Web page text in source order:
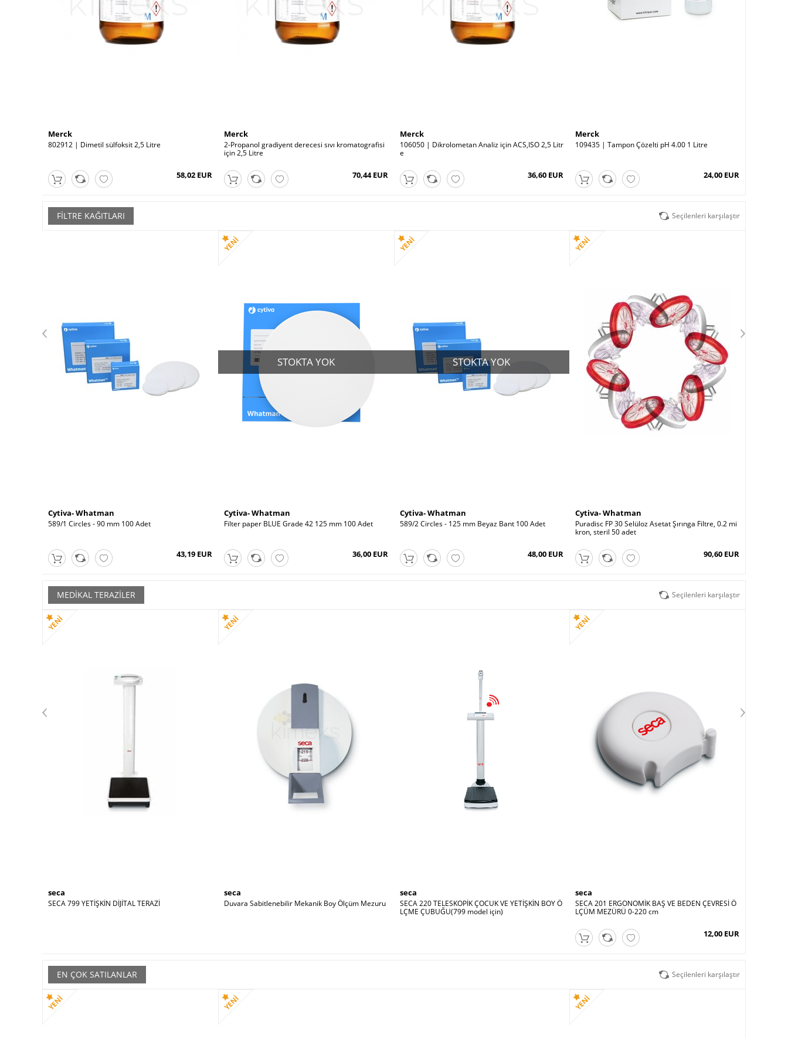
Merck
802912 | Dimetil sülfoksit 2,5 Litre
58,02 EUR
Merck
2-Propanol gradiyent derecesi sıvı kromatografisi
için 2,5 Litre
70,44 EUR
Merck
106050 | Dikrolometan Analiz için ACS,ISO 2,5 Litr
e
36,60 EUR
Merck
109435 | Tampon Çözelti pH 4.00 1 Litre
24,00 EUR
FILTRE KAĞITLARI Seçilenleri karşılaştır
Cytiva- Whatman
589/1 Circles - 90 mm 100 Adet
43,19 EUR
STOKTA YOK
Cytiva- Whatman
Filter paper BLUE Grade 42 125 mm 100 Adet
36,00 EUR
STOKTA YOK
Cytiva- Whatman
589/2 Circles - 125 mm Beyaz Bant 100 Adet
48,00 EUR
Cytiva- Whatman
Puradisc FP 30 Selüloz Asetat Şırınga Filtre, 0.2 mi
kron, steril 50 adet
90,60 EUR
MEDIKAL TERAZILER Seçilenleri karşılaştır
seca
SECA 799 YETİŞKİN DİJİTAL TERAZİ
seca
Duvara Sabitlenebilir Mekanik Boy Ölçüm Mezuru
seca
SECA 220 TELESKOPİK ÇOCUK VE YETİŞKİN BOY Ö
LÇME ÇUBUĞU(799 model için)
seca
SECA 201 ERGONOMİK BAŞ VE BEDEN ÇEVRESİ Ö
LÇÜM MEZÜRÜ 0-220 cm
12,00 EUR
EN ÇOK SATILANLAR Seçilenleri karşılaştır